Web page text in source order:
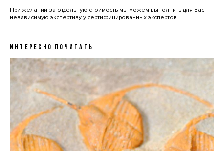
При желании за отдельную стоимость мы можем выполнить для Вас
независимую экспертизу у сертифицированных экспертов.
ИНТЕРЕСНО ПОЧИТАТЬ